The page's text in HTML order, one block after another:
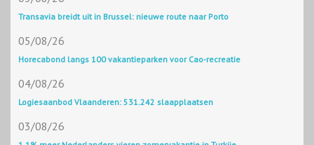
Transavia breidt uit in Brussel: nieuwe route naar Porto
05/08/26
Horecabond langs 100 vakantieparken voor Cao-recreatie
04/08/26
Logiesaanbod Vlaanderen: 531.242 slaapplaatsen
03/08/26